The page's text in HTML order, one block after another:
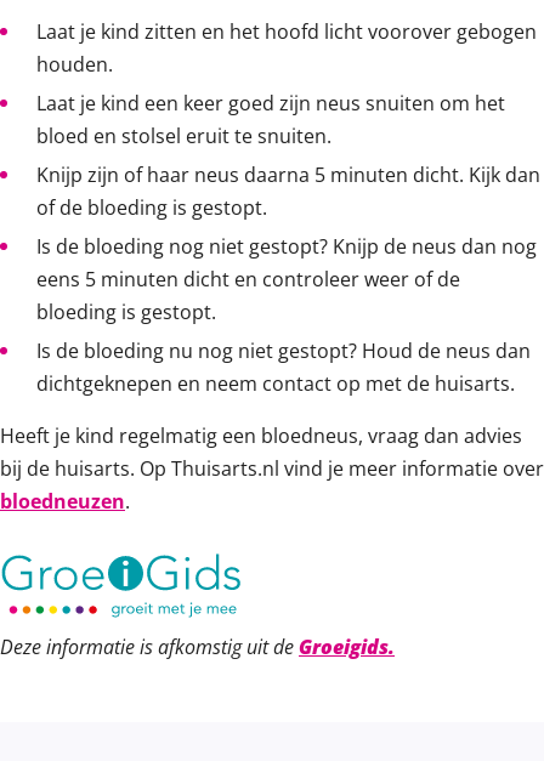
Laat je kind zitten en het hoofd licht voorover gebogen
houden.
Laat je kind een keer goed zijn neus snuiten om het
bloed en stolsel eruit te snuiten.
Knijp zijn of haar neus daarna 5 minuten dicht. Kijk dan
of de bloeding is gestopt.
Is de bloeding nog niet gestopt? Knijp de neus dan nog
eens 5 minuten dicht en controleer weer of de
bloeding is gestopt.
Is de bloeding nu nog niet gestopt? Houd de neus dan
dichtgeknepen en neem contact op met de huisarts.
Heeft je kind regelmatig een bloedneus, vraag dan advies
bij de huisarts. Op Thuisarts.nl vind je meer informatie over
bloedneuzen.
Deze informatie is afkomstig uit deGroeigids.